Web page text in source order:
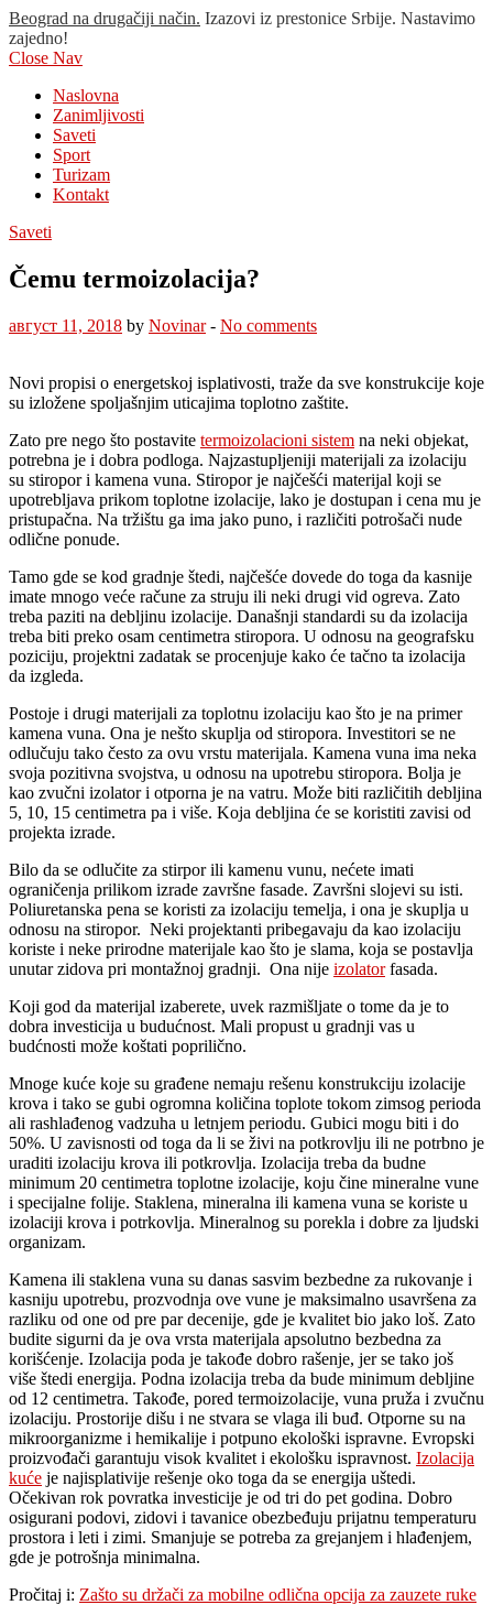
Beograd na drugačiji način. Izazovi iz prestonice Srbije. Nastavimo
zajedno!
Close Nav
Naslovna
Zanimljivosti
Saveti
Sport
Turizam
Kontakt
Saveti
Čemu termoizolacija?
август 11, 2018 by Novinar- No comments
Novi propisi o energetskoj isplativosti, traže da sve konstrukcije koje
su izložene spoljašnjim uticajima toplotno zaštite.
Zato pre nego što postavite termoizolacioni sistem na neki objekat,
potrebna je i dobra podloga. Najzastupljeniji materijali za izolaciju
su stiropor i kamena vuna. Stiropor je najčešći materijal koji se
upotrebljava prikom toplotne izolacije, lako je dostupan i cena mu je
pristupačna. Na tržištu ga ima jako puno, i različiti potrošači nude
odlične ponude.
Tamo gde se kod gradnje štedi, najčešće dovede do toga da kasnije
imate mnogo veće račune za struju ili neki drugi vid ogreva. Zato
treba paziti na debljinu izolacije. Današnji standardi su da izolacija
treba biti preko osam centimetra stiropora. U odnosu na geografsku
poziciju, projektni zadatak se procenjuje kako će tačno ta izolacija
da izgleda.
Postoje i drugi materijali za toplotnu izolaciju kao što je na primer
kamena vuna. Ona je nešto skuplja od stiropora. Investitori se ne
odlučuju tako često za ovu vrstu materijala. Kamena vuna ima neka
svoja pozitivna svojstva, u odnosu na upotrebu stiropora. Bolja je
kao zvučni izolator i otporna je na vatru. Može biti različitih debljina
5, 10, 15 centimetra pa i više. Koja debljina će se koristiti zavisi od
projekta izrade.
Bilo da se odlučite za stirpor ili kamenu vunu, nećete imati
ograničenja prilikom izrade završne fasade. Završni slojevi su isti.
Poliuretanska pena se koristi za izolaciju temelja, i ona je skuplja u
odnosu na stiropor. Neki projektanti pribegavaju da kao izolaciju
koriste i neke prirodne materijale kao što je slama, koja se postavlja
unutar zidova pri montažnoj gradnji. Ona nije izolatorfasada.
Koji god da materijal izaberete, uvek razmišljate o tome da je to
dobra investicija u budućnost. Mali propust u gradnji vas u
budćnosti može koštati poprilično.
Mnoge kuće koje su građene nemaju rešenu konstrukciju izolacije
krova i tako se gubi ogromna količina toplote tokom zimsog perioda
ali rashlađenog vadzuha u letnjem periodu. Gubici mogu biti i do
50%. U zavisnosti od toga da li se živi na potkrovlju ili ne potrbno je
uraditi izolaciju krova ili potkrovlja. Izolacija treba da budne
minimum 20 centimetra toplotne izolacije, koju čine mineralne vune
i specijalne folije. Staklena, mineralna ili kamena vuna se koriste u
izolaciji krova i potrkovlja. Mineralnog su porekla i dobre za ljudski
organizam.
Kamena ili staklena vuna su danas sasvim bezbedne za rukovanje i
kasniju upotrebu, prozvodnja ove vune je maksimalno usavršena za
razliku od one od pre par decenije, gde je kvalitet bio jako loš. Zato
budite sigurni da je ova vrsta materijala apsolutno bezbedna za
korišćenje. Izolacija poda je takođe dobro rašenje, jer se tako još
više štedi energija. Podna izolacija treba da bude minimum debljine
od 12 centimetra. Takođe, pored termoizolacije, vuna pruža i zvučnu
izolaciju. Prostorije dišu i ne stvara se vlaga ili buđ. Otporne su na
mikroorganizme i hemikalije i potpuno ekološki ispravne. Evropski
proizvođači garantuju visok kvalitet i ekološku ispravnost. Izolacija
kuće je najisplativije rešenje oko toga da se energija uštedi.
Očekivan rok povratka investicije je od tri do pet godina. Dobro
osigurani podovi, zidovi i tavanice obezbeđuju prijatnu temperaturu
prostora i leti i zimi. Smanjuje se potreba za grejanjem i hlađenjem,
gde je potrošnja minimalna.
Pročitaj i: Zašto su držači za mobilne odlična opcija za zauzete ruke